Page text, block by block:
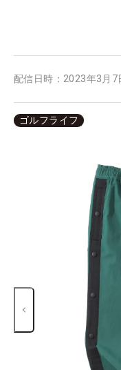
配信日時： 2023年3月7
ゴルフライフ